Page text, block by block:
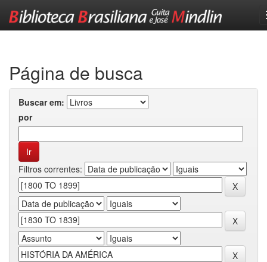
Página de busca
Buscar em:
por
Filtros correntes: